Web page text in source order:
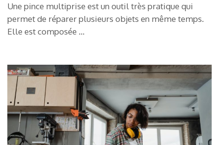
Une pince multiprise est un outil très pratique qui
permet de réparer plusieurs objets en même temps.
Elle est composée …